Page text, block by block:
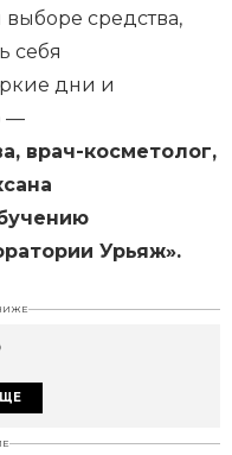
средства,
себя
дни и
—
врач-косметолог,
Урьяж».